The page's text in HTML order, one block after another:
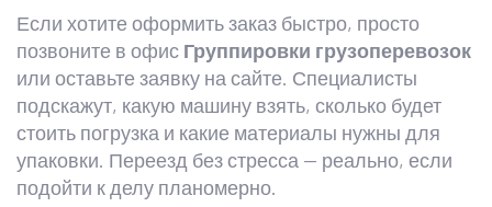
Если хотите оформить заказ быстро, просто
позвоните в офис Группировки грузоперевозок
или оставьте заявку на сайте. Специалисты
подскажут, какую машину взять, сколько будет
стоить погрузка и какие материалы нужны для
упаковки. Переезд без стресса — реально, если
подойти к делу планомерно.